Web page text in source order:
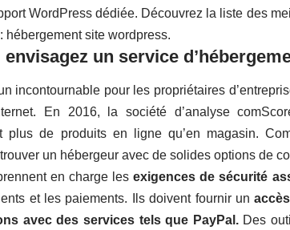
WordPress dédiée. Découvrez la liste des
hébergement site wordpress.
un service
incontournable pour les propriétaires
En 2016, la société d’analyse
plus de produits en ligne qu’en magasin.
un hébergeur avec de solides options de
en charge lesexigences de sécurité
et les paiements. Ils doivent fournir un
avec des services tels que PayPal.Des